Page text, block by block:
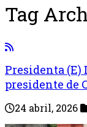
Tag
Presidenta (E)
presidente de
24 abril, 2026